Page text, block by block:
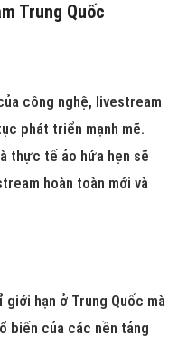
Trung Quốc
công nghệ, livestream
phát triển mạnh mẽ.
thực tế ảo hứa hẹn sẽ
hoàn toàn mới và
hạn ở Trung Quốc mà
biến của các nền tảng